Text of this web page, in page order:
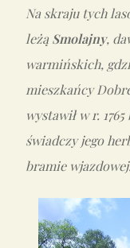
Na skraju tych
leżą Smolajny,
warmińskich,
mieszkańcy
wystawił w r.
świadczy jego
bramie wjazdowej.